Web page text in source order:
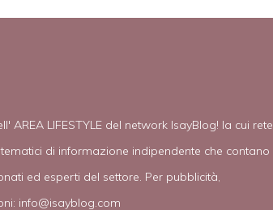
AREA LIFESTYLE del network IsayBlog! la cui rete
di informazione indipendente che contano
ed esperti del settore. Per pubblicità,
info@isayblog.com